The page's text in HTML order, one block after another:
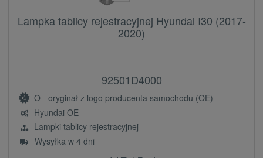
Lampka tablicy rejestracyjnej Hyundai I30 (2017-
2020)
92501D4000
O - oryginał z logo producenta samochodu (OE)
Hyundai OE
Lampki tablicy rejestracyjnej
Wysyłka w 4 dni